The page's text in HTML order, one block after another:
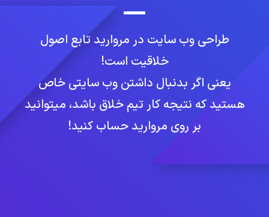
طراحی وب سایت در مروارید تابع اصول
خلاقیت است!
یعنی اگر بدنبال داشتن وب سایتی خاص
هستید که نتیجه کار تیم خلاق باشد، میتوانید
بر روی مروارید حساب کنید!